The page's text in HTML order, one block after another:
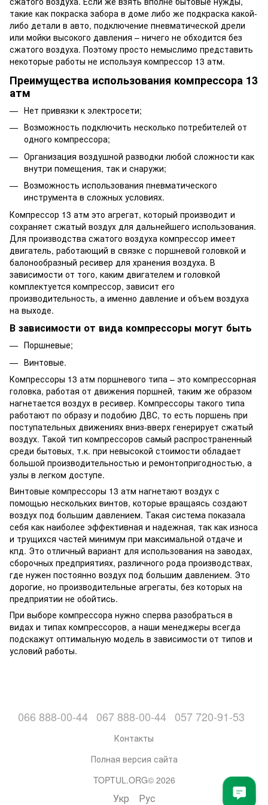
такие как покраска забора в доме либо же подкраска какой-
либо детали в авто, подключение пневматической дрели
или мойки высокого давления – ничего не обходится без
сжатого воздуха. Поэтому просто немыслимо представить
некоторые работы не используя компрессор 13 атм.
Преимущества использования компрессора 13
атм
Нет привязки к электросети;
Возможность подключить несколько потребителей от
одного компрессора;
Организация воздушной разводки любой сложности как
внутри помещения, так и снаружи;
Возможность использования пневматического
инструмента в сложных условиях.
Компрессор 13 атм это агрегат, который производит и
сохраняет сжатый воздух для дальнейшего использования.
Для производства сжатого воздуха компрессор имеет
двигатель, работающий в связке с поршневой головкой и
балонообразный ресивер для хранения воздуха. В
зависимости от того, каким двигателем и головкой
комплектуется компрессор, зависит его
производительность, а именно давление и объем воздуха
на выходе.
В зависимости от вида компрессоры могут быть
Поршневые;
Винтовые.
Компрессоры 13 атм поршневого типа – это компрессорная
головка, работая от движения поршней, таким же образом
нагнетается воздух в ресивер. Компрессоры такого типа
работают по образу и подобию ДВС, то есть поршень при
поступательных движениях вниз-вверх генерирует сжатый
воздух. Такой тип компрессоров самый распространенный
среди бытовых, т.к. при невысокой стоимости обладает
большой производительностью и ремонтопригодностью, а
узлы в легком доступе.
Винтовые компрессоры 13 атм нагнетают воздух с
помощью нескольких винтов, которые вращаясь создают
воздух под большим давлением. Такая система показала
себя как наиболее эффективная и надежная, так как износа
и трущихся частей минимум при максимальной отдаче и
кпд. Это отличный вариант для использования на заводах,
сборочных предприятиях, различного рода производствах,
где нужен постоянно воздух под большим давлением. Это
дорогие, но производительные агрегаты, без которых на
предприятии не обойтись.
При выборе компрессора нужно сперва разобраться в
видах и типах компрессоров, а наши менеджеры всегда
подскажут оптимальную модель в зависимости от типов и
условий работы.
066 888-00-44 067 888-00-44 057 720-91-53
Контакты
Полная версия сайта
TOPTUL.ORG© 2026
Укр Рус